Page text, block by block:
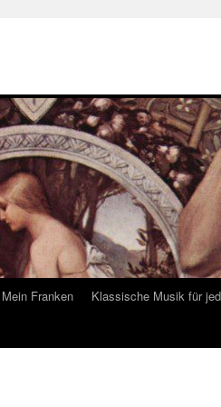
Mein Franken
Klassische Musik für